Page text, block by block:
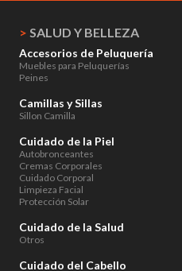
> SALUD Y BELLEZA
Accesorios de Peluquería
Muebles para Peluquerías
Peines
Camillas y Sillas
Sillon Camilla
Cuidado de la Piel
Autobronceantes
Cremas Corporales
Cuidado Corporal
Limpieza Facial
Protección Solar
Cuidado de la Salud
Otros
Cuidado del Cabello